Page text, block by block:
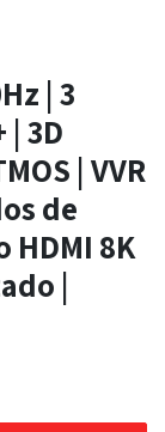
| 3
| 3D
| VVR
de
8K
|